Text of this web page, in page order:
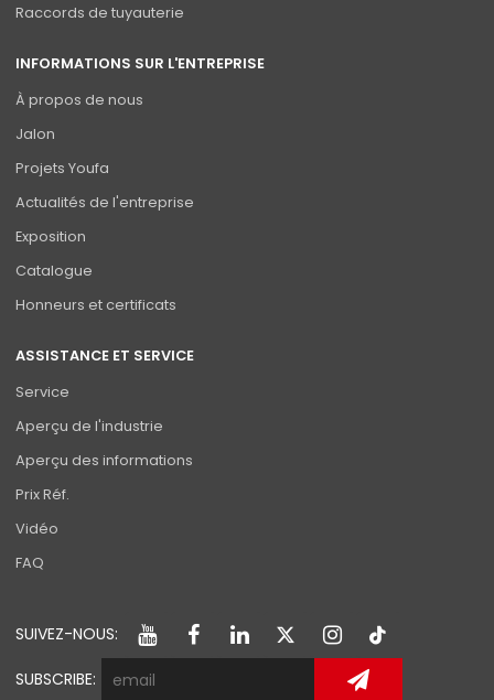
Raccords de tuyauterie
INFORMATIONS SUR L'ENTREPRISE
À propos de nous
Jalon
Projets Youfa
Actualités de l'entreprise
Exposition
Catalogue
Honneurs et certificats
ASSISTANCE ET SERVICE
Service
Aperçu de l'industrie
Aperçu des informations
Prix Réf.
Vidéo
FAQ
SUIVEZ-NOUS:
SUBSCRIBE: